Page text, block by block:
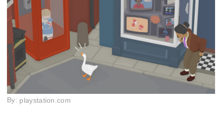
By: playstation.com